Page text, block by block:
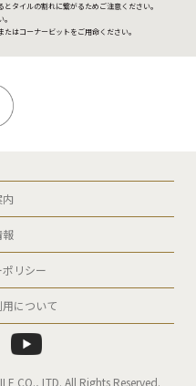
タイルの割れに繋がるためご注意ください。
はコーナービットをご用命ください。
報
リシー
について
CO., LTD. All Rights Reserved.